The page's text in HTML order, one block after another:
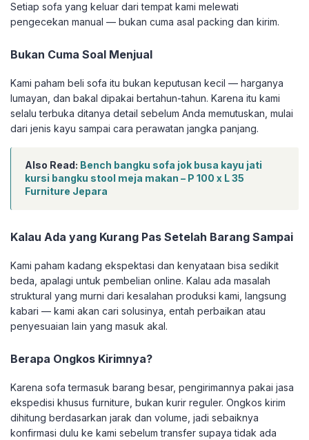
Setiap sofa yang keluar dari tempat kami melewati
pengecekan manual — bukan cuma asal packing dan kirim.
Bukan Cuma Soal Menjual
Kami paham beli sofa itu bukan keputusan kecil — harganya
lumayan, dan bakal dipakai bertahun-tahun. Karena itu kami
selalu terbuka ditanya detail sebelum Anda memutuskan, mulai
dari jenis kayu sampai cara perawatan jangka panjang.
Also Read: Bench bangku sofa jok busa kayu jati
kursi bangku stool meja makan – P 100 x L 35
Furniture Jepara
Kalau Ada yang Kurang Pas Setelah Barang Sampai
Kami paham kadang ekspektasi dan kenyataan bisa sedikit
beda, apalagi untuk pembelian online. Kalau ada masalah
struktural yang murni dari kesalahan produksi kami, langsung
kabari — kami akan cari solusinya, entah perbaikan atau
penyesuaian lain yang masuk akal.
Berapa Ongkos Kirimnya?
Karena sofa termasuk barang besar, pengirimannya pakai jasa
ekspedisi khusus furniture, bukan kurir reguler. Ongkos kirim
dihitung berdasarkan jarak dan volume, jadi sebaiknya
konfirmasi dulu ke kami sebelum transfer supaya tidak ada